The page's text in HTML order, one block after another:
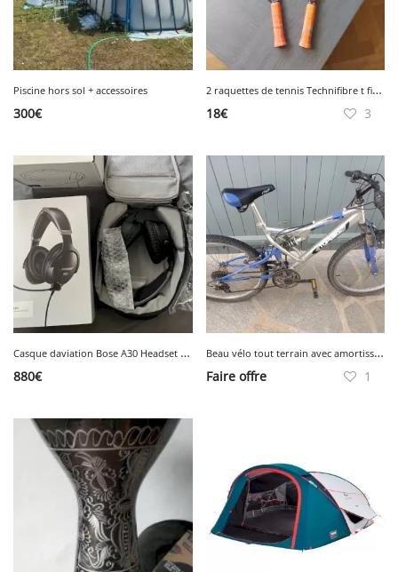
Piscine hors sol + accessoires
300€
2
raquettes de tennis Technifibre t fight 295
18€ 3
C
asque daviation Bose A30 Headset Neuf
880€
B
eau vélo tout terrain avec amortisseur pour enfants de 12 à 16 ans environ
Faire offre
1